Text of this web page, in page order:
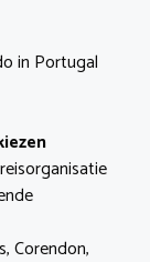
in Portugal
Corendon,